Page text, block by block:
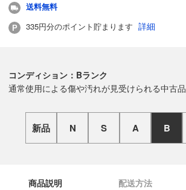
送料無料
335円分のポイント貯まります 詳細
コンディション：Bランク
通常使用による傷や汚れが見受けられる中古品
新品 N S A B
商品説明 配送方法